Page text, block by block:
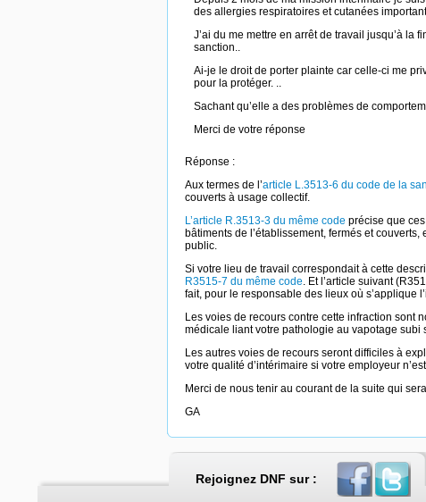
des allergies respiratoires et cutanées
J’ai du me mettre en arrêt de travail jusqu’à la
sanction..
Ai-je le droit de porter plainte car celle-ci me
pour la protéger. ..
Sachant qu’elle a des problèmes de
Merci de votre réponse
Réponse :
Aux termes de l’article L.3513-6 du code de la
couverts à usage collectif.
L’article R.3513-3 du même code précise que
bâtiments de l’établissement, fermés et
public.
Si votre lieu de travail correspondait à cette
R3515-7 du même code. Et l’article suivant
fait, pour le responsable des lieux où s’applique
Les voies de recours contre cette infraction sont
médicale liant votre pathologie au vapotage subi
Les autres voies de recours seront difficiles à
votre qualité d’intérimaire si votre employeur
Merci de nous tenir au courant de la suite qui
GA
Rejoignez DNF sur :